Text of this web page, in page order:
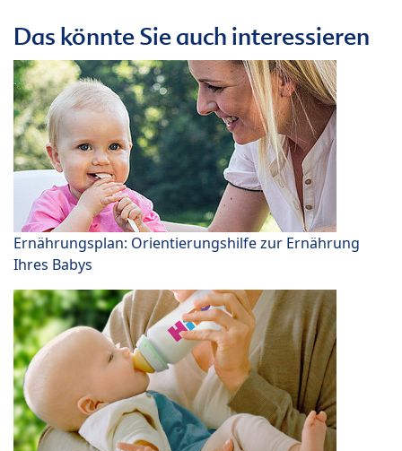
Das könnte Sie auch interessieren
Ernährungsplan: Orientierungshilfe zur Ernährung
Ihres Babys